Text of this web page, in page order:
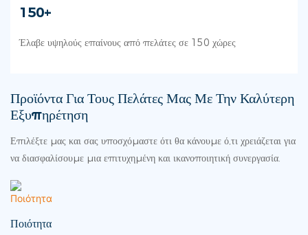
150+
Έλαβε υψηλούς επαίνους από πελάτες σε 150 χώρες
Προϊόντα Για Τους Πελάτες Μας Με Την Καλύτερη
Εξυπηρέτηση
Επιλέξτε μας και σας υποσχόμαστε ότι θα κάνουμε ό,τι χρειάζεται για
να διασφαλίσουμε μια επιτυχημένη και ικανοποιητική συνεργασία.
Ποιότητα